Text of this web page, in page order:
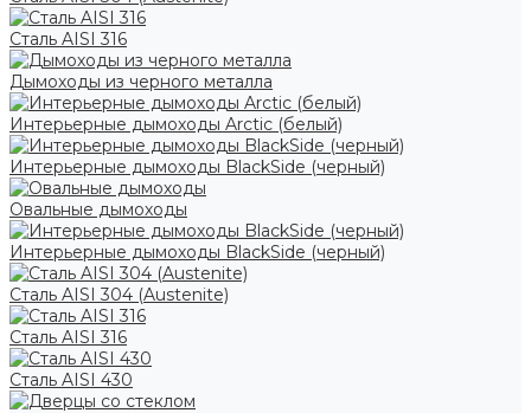
Сталь AISI 316
Дымоходы из черного металла
Интерьерные дымоходы Arctic (белый)
Интерьерные дымоходы BlackSide (черный)
Овальные дымоходы
Интерьерные дымоходы BlackSide (черный)
Сталь AISI 304 (Austenite)
Сталь AISI 316
Сталь AISI 430